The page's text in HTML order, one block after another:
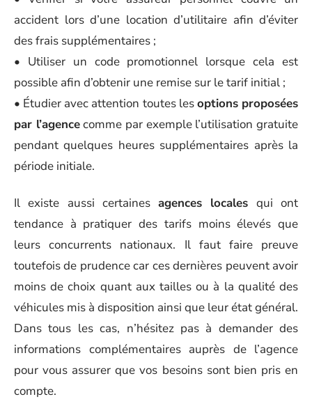
accident lors d’une location d’utilitaire afin d’éviter
des frais supplémentaires ;
• Utiliser un code promotionnel lorsque cela est
possible afin d’obtenir une remise sur le tarif initial ;
• Étudier avec attention toutes lesoptions proposées
par l’agencecomme par exemple l’utilisation gratuite
pendant quelques heures supplémentaires après la
période initiale.
Il existe aussi certainesagences locales qui ont
tendance à pratiquer des tarifs moins élevés que
leurs concurrents nationaux. Il faut faire preuve
toutefois de prudence car ces dernières peuvent avoir
moins de choix quant aux tailles ou à la qualité des
véhicules mis à disposition ainsi que leur état général.
Dans tous les cas, n’hésitez pas à demander des
informations complémentaires auprès de l’agence
pour vous assurer que vos besoins sont bien pris en
compte.